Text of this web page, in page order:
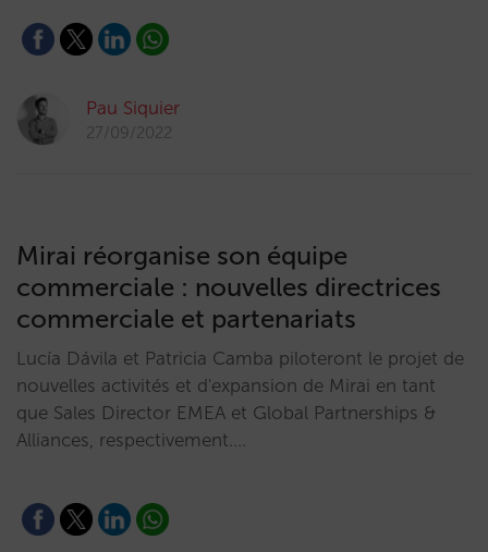
Pau Siquier
27/09/2022
Mirai réorganise son équipe
commerciale : nouvelles directrices
commerciale et partenariats
Lucía Dávila et Patricia Camba piloteront le projet de
nouvelles activités et d'expansion de Mirai en tant
que Sales Director EMEA et Global Partnerships &
Alliances, respectivement.…